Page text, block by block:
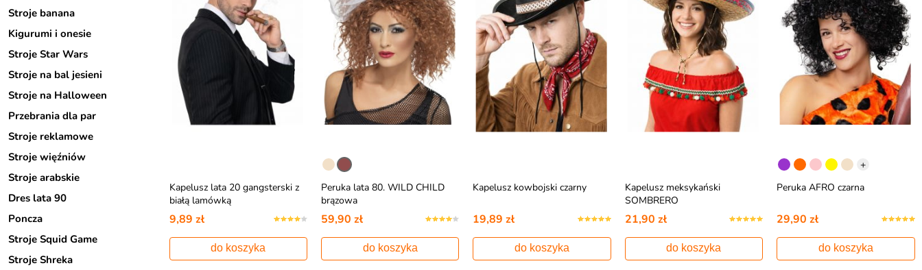
Kapelusz lata 20 gangsterski z
białą lamówką
9,89 zł
do koszyka
Peruka lata 80. WILD CHILD
brązowa
59,90 zł
do koszyka
Kapelusz kowbojski czarny
19,89 zł
do koszyka
Kapelusz meksykański
SOMBRERO
21,90 zł
do koszyka
+
Peruka AFRO czarna
29,90 zł
do koszyka
Stroje banana
Kigurumi i onesie
Stroje Star Wars
Stroje na bal jesieni
Stroje na Halloween
Przebrania dla par
Stroje reklamowe
Stroje więźniów
Stroje arabskie
Dres lata 90
Poncza
Stroje Squid Game
Stroje Shreka